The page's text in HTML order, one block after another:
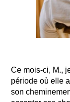
Ce mois-ci, M.,
période où elle
son